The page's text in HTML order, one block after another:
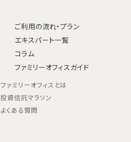
ご利用の流れ・プラン
エキスパート一覧
コラム
ファミリーオフィスガイド
ファミリーオフィスとは
投資信託マラソン
よくある質問